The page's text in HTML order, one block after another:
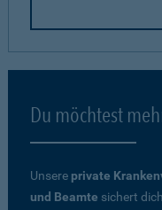
Du möchtest
Unsere private
und Beamte sichert